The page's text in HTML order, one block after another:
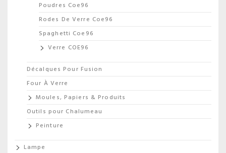
Poudres Coe96
Rodes De Verre Coe96
Spaghetti Coe96
Verre COE96
Décalques Pour Fusion
Four À Verre
Moules, Papiers & Produits
Outils pour Chalumeau
Peinture
Lampe